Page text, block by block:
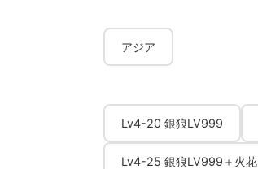
アジア
Lv4-20 銀狼LV999
Lv4-25 銀狼LV999＋火花